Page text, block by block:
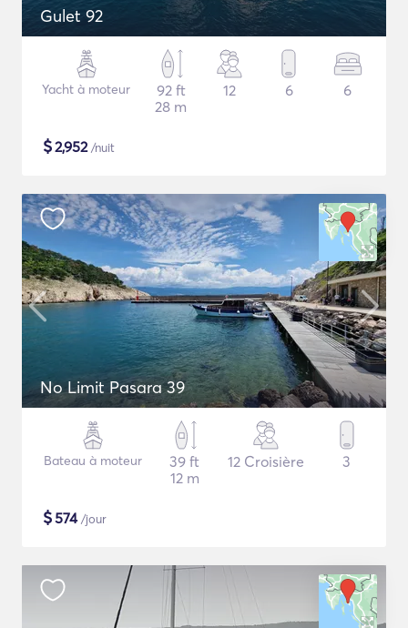
Gulet 92
Yacht à moteur
92 ft
28 m
12 6 6
$2,952/nuit
No Limit Pasara 39
Bateau à moteur
39 ft
12 m
12 Croisière 3
$574/jour